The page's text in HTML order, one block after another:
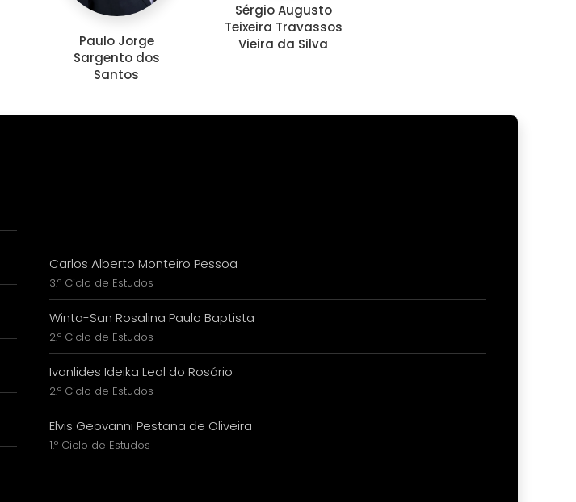
Paulo Jorge
Sargento dos
Santos
Sérgio Augusto
Teixeira Travassos
Vieira da Silva
Carlos Alberto Monteiro Pessoa
3.º Ciclo de Estudos
Winta-San Rosalina Paulo Baptista
2.º Ciclo de Estudos
Ivanlides Ideika Leal do Rosário
2.º Ciclo de Estudos
Elvis Geovanni Pestana de Oliveira
1.º Ciclo de Estudos